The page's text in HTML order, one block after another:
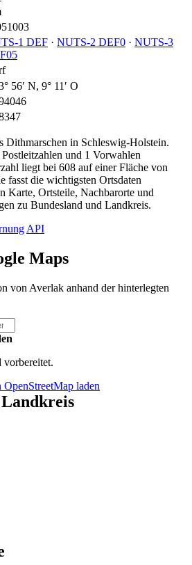
DEF · NUTS‑2 DEF0 · NUTS‑3
56′ N, 9° 11′ O
Dithmarschen in Schleswig-Holstein.
und 1 Vorwahlen
liegt bei 608 auf einer Fläche von
fasst die wichtigsten Ortsdaten
Karte, Ortsteile, Nachbarorte und
zu Bundesland und Landkreis.
API
Maps
von Averlak anhand der hinterlegten
OpenStreetMap laden